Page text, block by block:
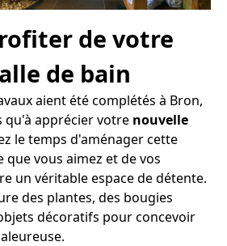
de votre
de bain
aient été complétés à Bron,
qu'à apprécier votre nouvelle
le temps d'aménager cette
que vous aimez et de vos
un véritable espace de détente.
des plantes, des bougies
décoratifs pour concevoir